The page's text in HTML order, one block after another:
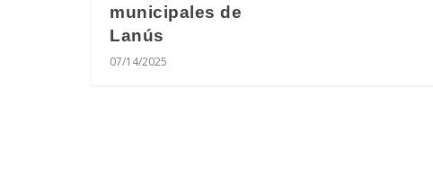
municipales de
Lanús
07/14/2025